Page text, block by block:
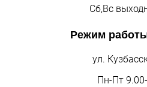
Сб,Вс
Режим
ул.
Пн-Пт